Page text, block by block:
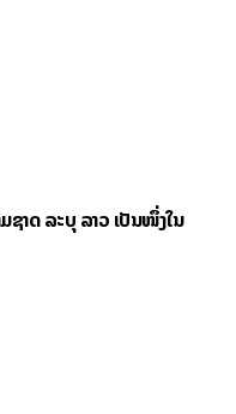
ຊາດ ລະບຸ ລາວ ເປັນໜຶ່ງໃນ